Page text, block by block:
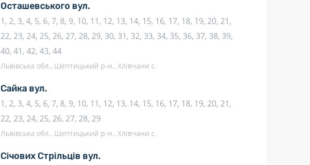
Осташевського вул.
1, 2, 3, 4, 5, 6, 7, 8, 9, 10, 11, 12, 13, 14, 15, 16, 17, 18, 19, 20, 21,
22, 23, 24, 25, 26, 27, 28, 29, 30, 31, 32, 33, 34, 35, 36, 37, 38, 39,
40, 41, 42, 43, 44
Львівська обл., Шептицький р-н., Хлівчани с.
Сайка вул.
1, 2, 3, 4, 5, 6, 7, 8, 9, 10, 11, 12, 13, 14, 15, 16, 17, 18, 19, 20, 21,
22, 23, 24, 25, 26, 27, 28, 29
Львівська обл., Шептицький р-н., Хлівчани с.
Січових Стрільців вул.